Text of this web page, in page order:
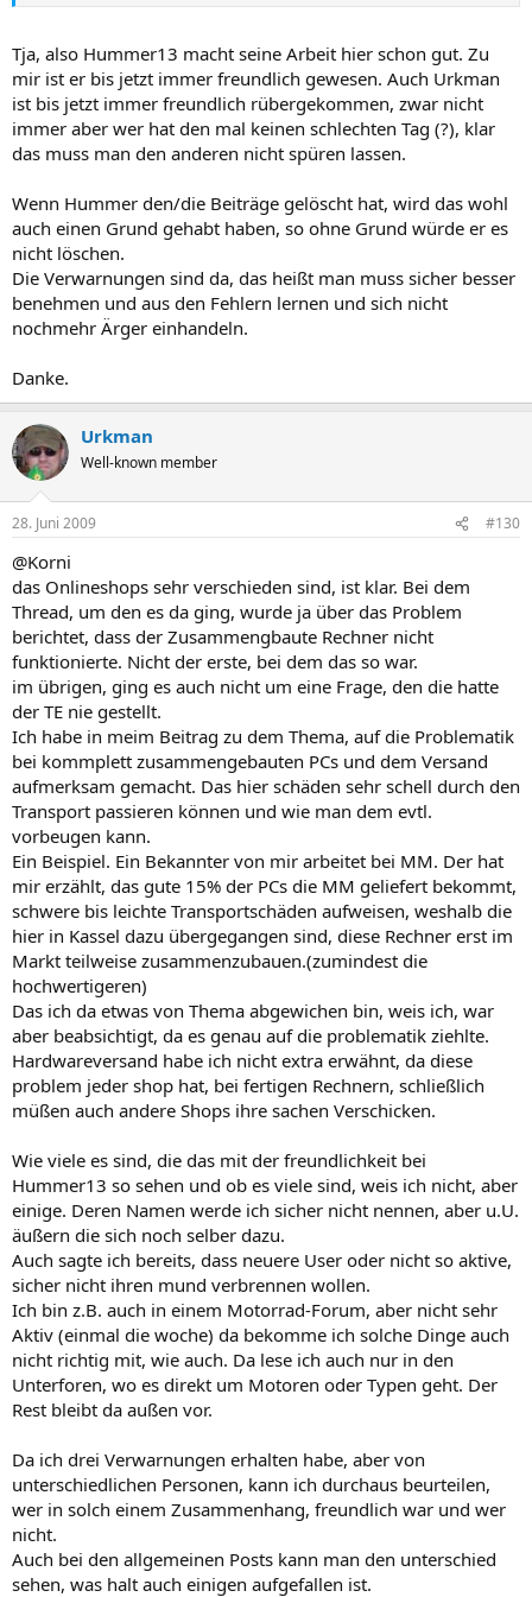
Tja, also Hummer13 macht seine Arbeit hier schon gut. Zu
mir ist er bis jetzt immer freundlich gewesen. Auch Urkman
ist bis jetzt immer freundlich rübergekommen, zwar nicht
immer aber wer hat den mal keinen schlechten Tag (?), klar
das muss man den anderen nicht spüren lassen.
Wenn Hummer den/die Beiträge gelöscht hat, wird das wohl
auch einen Grund gehabt haben, so ohne Grund würde er es
nicht löschen.
Die Verwarnungen sind da, das heißt man muss sicher besser
benehmen und aus den Fehlern lernen und sich nicht
nochmehr Ärger einhandeln.
Danke.
Urkman
Well-known member
28. Juni 2009 #130
@Korni
das Onlineshops sehr verschieden sind, ist klar. Bei dem
Thread, um den es da ging, wurde ja über das Problem
berichtet, dass der Zusammengbaute Rechner nicht
funktionierte. Nicht der erste, bei dem das so war.
im übrigen, ging es auch nicht um eine Frage, den die hatte
der TE nie gestellt.
Ich habe in meim Beitrag zu dem Thema, auf die Problematik
bei kommplett zusammengebauten PCs und dem Versand
aufmerksam gemacht. Das hier schäden sehr schell durch den
Transport passieren können und wie man dem evtl.
vorbeugen kann.
Ein Beispiel. Ein Bekannter von mir arbeitet bei MM. Der hat
mir erzählt, das gute 15% der PCs die MM geliefert bekommt,
schwere bis leichte Transportschäden aufweisen, weshalb die
hier in Kassel dazu übergegangen sind, diese Rechner erst im
Markt teilweise zusammenzubauen.(zumindest die
hochwertigeren)
Das ich da etwas von Thema abgewichen bin, weis ich, war
aber beabsichtigt, da es genau auf die problematik ziehlte.
Hardwareversand habe ich nicht extra erwähnt, da diese
problem jeder shop hat, bei fertigen Rechnern, schließlich
müßen auch andere Shops ihre sachen Verschicken.
Wie viele es sind, die das mit der freundlichkeit bei
Hummer13 so sehen und ob es viele sind, weis ich nicht, aber
einige. Deren Namen werde ich sicher nicht nennen, aber u.U.
äußern die sich noch selber dazu.
Auch sagte ich bereits, dass neuere User oder nicht so aktive,
sicher nicht ihren mund verbrennen wollen.
Ich bin z.B. auch in einem Motorrad-Forum, aber nicht sehr
Aktiv (einmal die woche) da bekomme ich solche Dinge auch
nicht richtig mit, wie auch. Da lese ich auch nur in den
Unterforen, wo es direkt um Motoren oder Typen geht. Der
Rest bleibt da außen vor.
Da ich drei Verwarnungen erhalten habe, aber von
unterschiedlichen Personen, kann ich durchaus beurteilen,
wer in solch einem Zusammenhang, freundlich war und wer
nicht.
Auch bei den allgemeinen Posts kann man den unterschied
sehen, was halt auch einigen aufgefallen ist.